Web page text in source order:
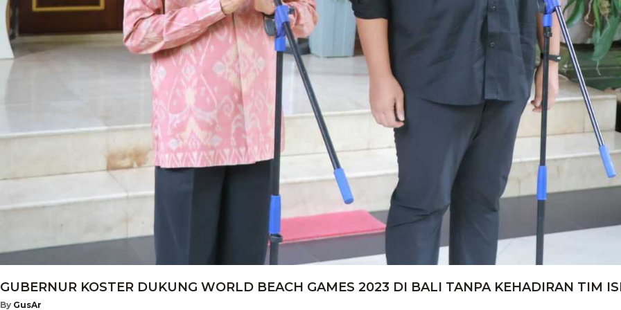
GUBERNUR KOSTER DUKUNG WORLD BEACH GAMES 2023 DI BALI TANPA KEHADIRAN TIM
By GusAr